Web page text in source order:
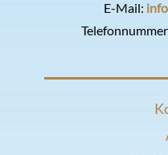
E-Mail: